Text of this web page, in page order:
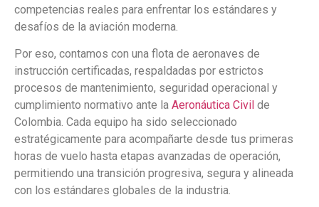
competencias reales para enfrentar los estándares y
desafíos de la aviación moderna.
Por eso, contamos con una flota de aeronaves de
instrucción certificadas, respaldadas por estrictos
procesos de mantenimiento, seguridad operacional y
cumplimiento normativo ante la Aeronáutica Civil de
Colombia. Cada equipo ha sido seleccionado
estratégicamente para acompañarte desde tus primeras
horas de vuelo hasta etapas avanzadas de operación,
permitiendo una transición progresiva, segura y alineada
con los estándares globales de la industria.